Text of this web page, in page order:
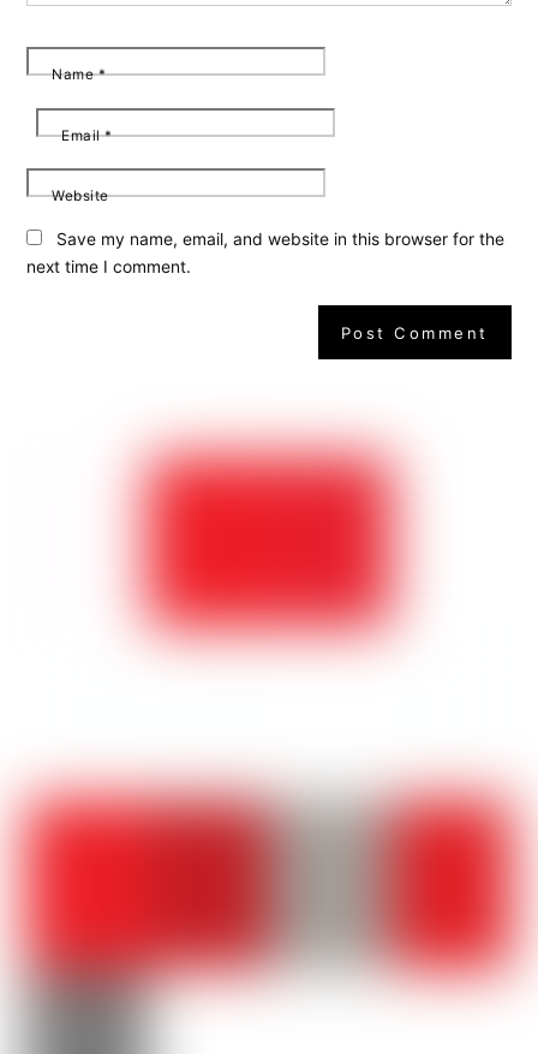
Name*
Email*
Website
Save my name, email, and website in this browser for the
next time I comment.